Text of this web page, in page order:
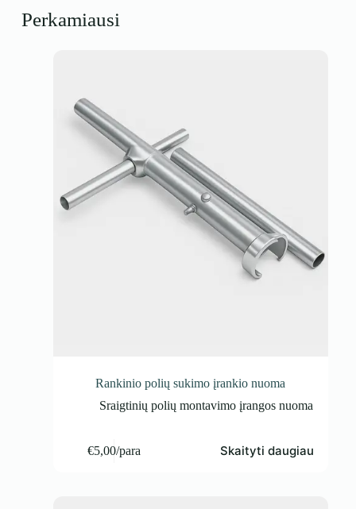
Perkamiausi
Rankinio polių sukimo įrankio nuoma
Sraigtinių polių montavimo įrangos nuoma
€5,00/para Skaityti daugiau